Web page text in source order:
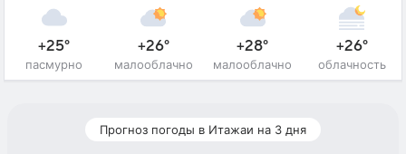
+25°
пасмурно
+26°
малооблачно
+28°
малооблачно
+26°
облачность
Прогноз погоды в Итажаи на 3 дня